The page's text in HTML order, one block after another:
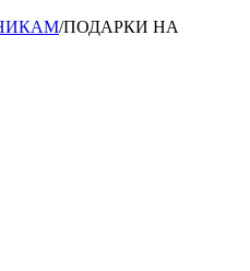
/ПОДАРКИ НА